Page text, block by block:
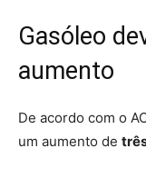
Gasóleo
aumento
De acordo com o
um aumento de